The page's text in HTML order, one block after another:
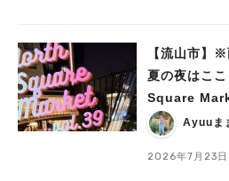
【流山市】
夏の夜はこ
Square
イブを楽しも
Ayuuま
2026年7月23日